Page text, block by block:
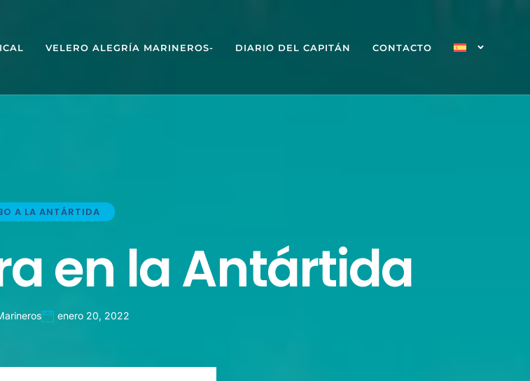
VELERO ALEGRÍA MARINEROS- DIARIO DEL CAPITÁN CONTACTO
A LA ANTÁRTIDA
en la Antártida
enero 20, 2022